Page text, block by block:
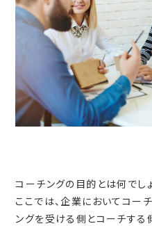
コーチングの目的とは何でし
ここでは、企業においてコー
ングを受ける側とコーチする